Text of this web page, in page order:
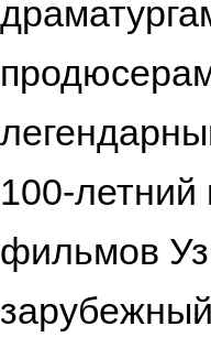
100-
фильмов